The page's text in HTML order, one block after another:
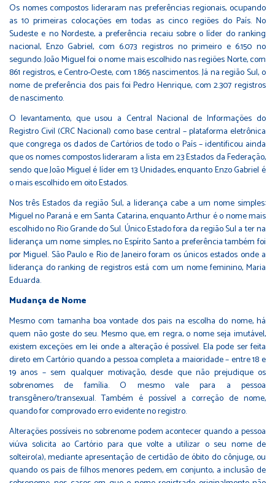
Os nomes compostos lideraram nas preferências regionais, ocupando
as 10 primeiras colocações em todas as cinco regiões do País. No
Sudeste e no Nordeste, a preferência recaiu sobre o líder do ranking
nacional, Enzo Gabriel, com 6.073 registros no primeiro e 6.150 no
segundo. João Miguel foi o nome mais escolhido nas regiões Norte, com
861 registros, e Centro-Oeste, com 1.865 nascimentos. Já na região Sul, o
nome de preferência dos pais foi Pedro Henrique, com 2.307 registros
de nascimento.
O levantamento, que usou a Central Nacional de Informações do
Registro Civil (CRC Nacional) como base central – plataforma eletrônica
que congrega os dados de Cartórios de todo o País – identificou ainda
que os nomes compostos lideraram a lista em 23 Estados da Federação,
sendo que João Miguel é líder em 13 Unidades, enquanto Enzo Gabriel é
o mais escolhido em oito Estados.
Nos três Estados da região Sul, a liderança cabe a um nome simples:
Miguel no Paraná e em Santa Catarina, enquanto Arthur é o nome mais
escolhido no Rio Grande do Sul. Único Estado fora da região Sul a ter na
liderança um nome simples, no Espírito Santo a preferência também foi
por Miguel. São Paulo e Rio de Janeiro foram os únicos estados onde a
liderança do ranking de registros está com um nome feminino, Maria
Eduarda.
Mudança de Nome
Mesmo com tamanha boa vontade dos pais na escolha do nome, há
quem não goste do seu. Mesmo que, em regra, o nome seja imutável,
existem exceções em lei onde a alteração é possível. Ela pode ser feita
direto em Cartório quando a pessoa completa a maioridade – entre 18 e
19 anos – sem qualquer motivação, desde que não prejudique os
sobrenomes de família. O mesmo vale para a pessoa
transgênero/transexual. Também é possível a correção de nome,
quando for comprovado erro evidente no registro.
Alterações possíveis no sobrenome podem acontecer quando a pessoa
viúva solicita ao Cartório para que volte a utilizar o seu nome de
solteiro(a), mediante apresentação de certidão de óbito do cônjuge, ou
quando os pais de filhos menores pedem, em conjunto, a inclusão de